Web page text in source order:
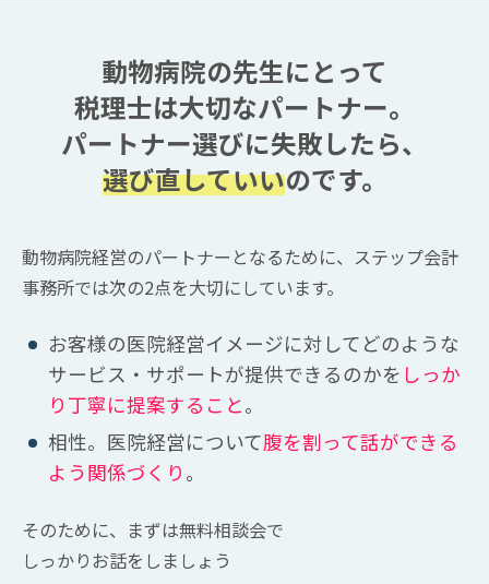
動物病院の先生にとって
税理士は大切なパートナー。
パートナー選びに失敗したら、
選び直していいのです。
動物病院経営のパートナーとなるために、ステップ会計
事務所では次の2点を大切にしています。
お客様の医院経営イメージに対してどのような
サービス・サポートが提供できるのかを しっか
り丁寧に提案すること。
相性。医院経営について腹を割って話ができる
よう関係づくり 。
そのために、まずは無料相談会で
しっかりお話をしましょう